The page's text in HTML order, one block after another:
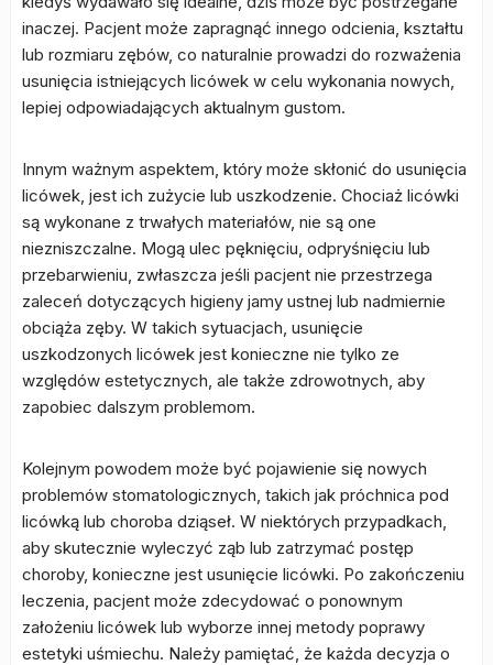
inaczej. Pacjent może zapragnąć innego odcienia, kształtu
lub rozmiaru zębów, co naturalnie prowadzi do rozważenia
usunięcia istniejących licówek w celu wykonania nowych,
lepiej odpowiadających aktualnym gustom.
Innym ważnym aspektem, który może skłonić do usunięcia
licówek, jest ich zużycie lub uszkodzenie. Chociaż licówki
są wykonane z trwałych materiałów, nie są one
niezniszczalne. Mogą ulec pęknięciu, odpryśnięciu lub
przebarwieniu, zwłaszcza jeśli pacjent nie przestrzega
zaleceń dotyczących higieny jamy ustnej lub nadmiernie
obciąża zęby. W takich sytuacjach, usunięcie
uszkodzonych licówek jest konieczne nie tylko ze
względów estetycznych, ale także zdrowotnych, aby
zapobiec dalszym problemom.
Kolejnym powodem może być pojawienie się nowych
problemów stomatologicznych, takich jak próchnica pod
licówką lub choroba dziąseł. W niektórych przypadkach,
aby skutecznie wyleczyć ząb lub zatrzymać postęp
choroby, konieczne jest usunięcie licówki. Po zakończeniu
leczenia, pacjent może zdecydować o ponownym
założeniu licówek lub wyborze innej metody poprawy
estetyki uśmiechu. Należy pamiętać, że każda decyzja o